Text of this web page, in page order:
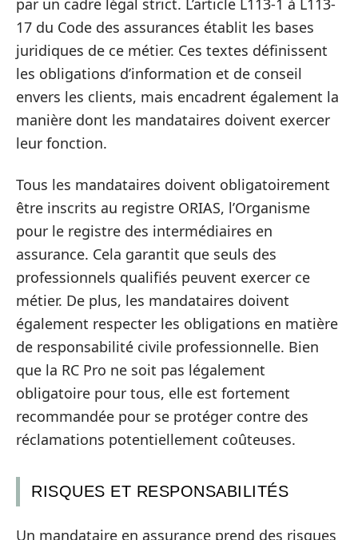
par un cadre légal strict. L’article L113-1 à L113-
17 du Code des assurances établit les bases
juridiques de ce métier. Ces textes définissent
les obligations d’information et de conseil
envers les clients, mais encadrent également la
manière dont les mandataires doivent exercer
leur fonction.
Tous les mandataires doivent obligatoirement
être inscrits au registre ORIAS, l’Organisme
pour le registre des intermédiaires en
assurance. Cela garantit que seuls des
professionnels qualifiés peuvent exercer ce
métier. De plus, les mandataires doivent
également respecter les obligations en matière
de responsabilité civile professionnelle. Bien
que la RC Pro ne soit pas légalement
obligatoire pour tous, elle est fortement
recommandée pour se protéger contre des
réclamations potentiellement coûteuses.
RISQUES ET RESPONSABILITÉS
Un mandataire en assurance prend des risques